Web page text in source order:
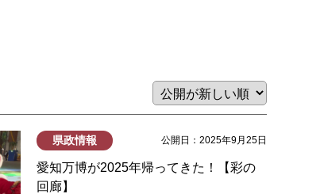
県政情報 公開日：2025年9月25日
愛知万博が2025年帰ってきた！【彩の
回廊】